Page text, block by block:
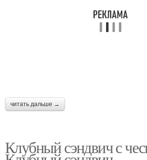
читать дальше →
Клубный сэндвич с